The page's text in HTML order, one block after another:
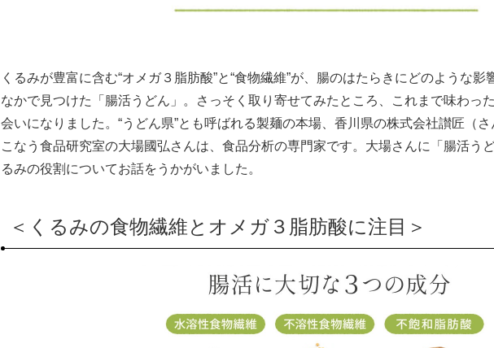
くるみが豊富に含む“オメガ３脂肪酸”と“食物繊維”が、腸のはたらきにどのような影
なかで見つけた「腸活うどん」。さっそく取り寄せてみたところ、これまで味わっ
会いになりました。“うどん県”とも呼ばれる製麺の本場、香川県の株式会社讃匠（
こなう食品研究室の大場國弘さんは、食品分析の専門家です。大場さんに「腸活う
るみの役割についてお話をうかがいました。
＜くるみの食物繊維とオメガ３脂肪酸に注目＞